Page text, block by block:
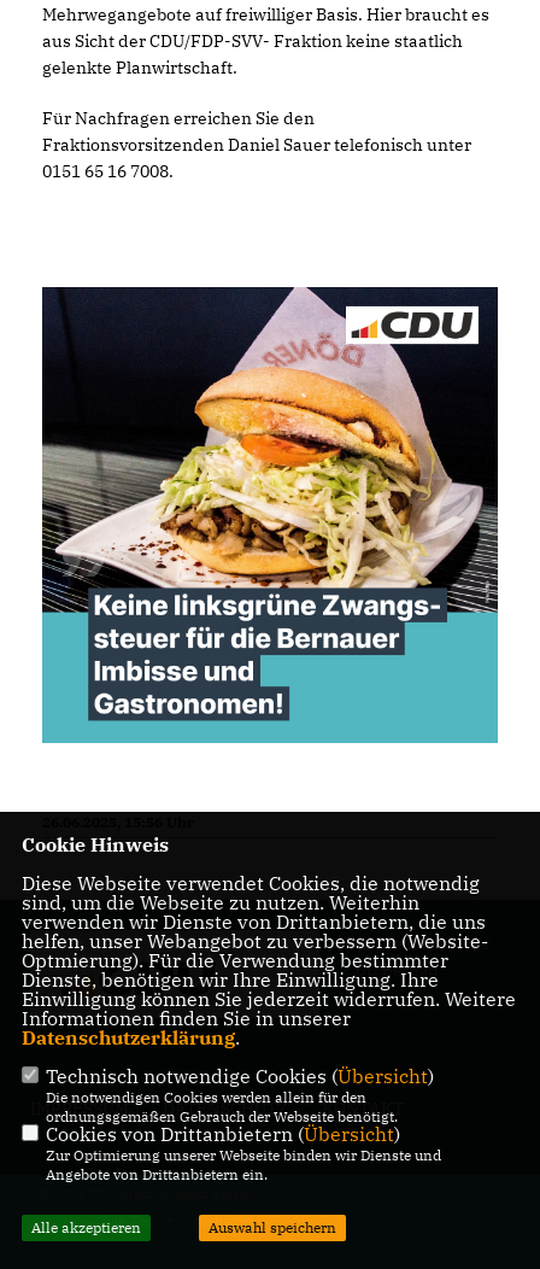
Mehrwegangebote auf freiwilliger Basis. Hier braucht es
aus Sicht der CDU/FDP-SVV- Fraktion keine staatlich
gelenkte Planwirtschaft.
Für Nachfragen erreichen Sie den
Fraktionsvorsitzenden Daniel Sauer telefonisch unter
0151 65 16 7008.
Internetauftritt der
CDU Bernau
IMPRESSUM DATENSCHUTZ KONTAKT
Alle Rechte vorbehalten.
Cookie Hinweis
Diese Webseite verwendet Cookies, die notwendig
sind, um die Webseite zu nutzen. Weiterhin
verwenden wir Dienste von Drittanbietern, die uns
helfen, unser Webangebot zu verbessern (Website-
Optmierung). Für die Verwendung bestimmter
Dienste, benötigen wir Ihre Einwilligung. Ihre
Einwilligung können Sie jederzeit widerrufen. Weitere
Informationen finden Sie in unserer
Datenschutzerklärung.
Technisch notwendige Cookies (Übersicht)
Die notwendigen Cookies werden allein für den
ordnungsgemäßen Gebrauch der Webseite benötigt.
Cookies von Drittanbietern (Übersicht)
Zur Optimierung unserer Webseite binden wir Dienste und
Angebote von Drittanbietern ein.
Alle akzeptieren Auswahl speichern